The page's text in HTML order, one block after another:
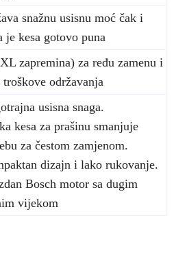
snažnu usisnu moć čak i
je kesa gotovo puna
zapremina) za ređu zamenu i
troškove održavanja
usisna snaga.
kesa za prašinu smanjuje
za čestom zamjenom.
dizajn i lako rukovanje.
Bosch motor sa dugim
vijekom